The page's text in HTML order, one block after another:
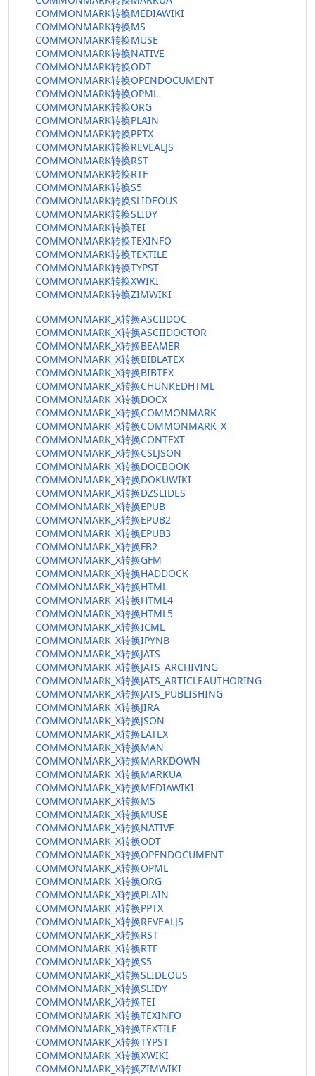
COMMONMARK转换MEDIAWIKI
COMMONMARK转换MS
COMMONMARK转换MUSE
COMMONMARK转换NATIVE
COMMONMARK转换ODT
COMMONMARK转换OPENDOCUMENT
COMMONMARK转换OPML
COMMONMARK转换ORG
COMMONMARK转换PLAIN
COMMONMARK转换PPTX
COMMONMARK转换REVEALJS
COMMONMARK转换RST
COMMONMARK转换RTF
COMMONMARK转换S5
COMMONMARK转换SLIDEOUS
COMMONMARK转换SLIDY
COMMONMARK转换TEI
COMMONMARK转换TEXINFO
COMMONMARK转换TEXTILE
COMMONMARK转换TYPST
COMMONMARK转换XWIKI
COMMONMARK转换ZIMWIKI
COMMONMARK_X转换ASCIIDOC
COMMONMARK_X转换ASCIIDOCTOR
COMMONMARK_X转换BEAMER
COMMONMARK_X转换BIBLATEX
COMMONMARK_X转换BIBTEX
COMMONMARK_X转换CHUNKEDHTML
COMMONMARK_X转换DOCX
COMMONMARK_X转换COMMONMARK
COMMONMARK_X转换COMMONMARK_X
COMMONMARK_X转换CONTEXT
COMMONMARK_X转换CSLJSON
COMMONMARK_X转换DOCBOOK
COMMONMARK_X转换DOKUWIKI
COMMONMARK_X转换DZSLIDES
COMMONMARK_X转换EPUB
COMMONMARK_X转换EPUB2
COMMONMARK_X转换EPUB3
COMMONMARK_X转换FB2
COMMONMARK_X转换GFM
COMMONMARK_X转换HADDOCK
COMMONMARK_X转换HTML
COMMONMARK_X转换HTML4
COMMONMARK_X转换HTML5
COMMONMARK_X转换ICML
COMMONMARK_X转换IPYNB
COMMONMARK_X转换JATS
COMMONMARK_X转换JATS_ARCHIVING
COMMONMARK_X转换JATS_ARTICLEAUTHORING
COMMONMARK_X转换JATS_PUBLISHING
COMMONMARK_X转换JIRA
COMMONMARK_X转换JSON
COMMONMARK_X转换LATEX
COMMONMARK_X转换MAN
COMMONMARK_X转换MARKDOWN
COMMONMARK_X转换MARKUA
COMMONMARK_X转换MEDIAWIKI
COMMONMARK_X转换MS
COMMONMARK_X转换MUSE
COMMONMARK_X转换NATIVE
COMMONMARK_X转换ODT
COMMONMARK_X转换OPENDOCUMENT
COMMONMARK_X转换OPML
COMMONMARK_X转换ORG
COMMONMARK_X转换PLAIN
COMMONMARK_X转换PPTX
COMMONMARK_X转换REVEALJS
COMMONMARK_X转换RST
COMMONMARK_X转换RTF
COMMONMARK_X转换S5
COMMONMARK_X转换SLIDEOUS
COMMONMARK_X转换SLIDY
COMMONMARK_X转换TEI
COMMONMARK_X转换TEXINFO
COMMONMARK_X转换TEXTILE
COMMONMARK_X转换TYPST
COMMONMARK_X转换XWIKI
COMMONMARK_X转换ZIMWIKI